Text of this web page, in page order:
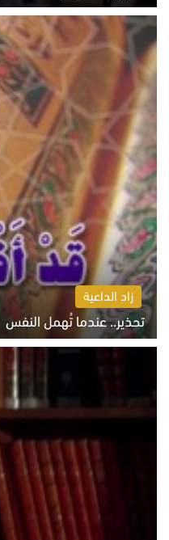
الاثنين 10 أغسطس 2026 10:48 ص
زاد الداعية
تحذير.. عندما تُهمل النفس
الاثنين 10 أغسطس 2026 11:11 ص